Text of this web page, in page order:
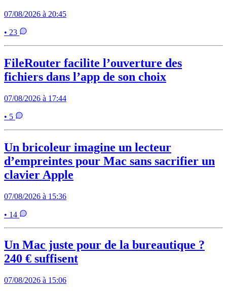
07/08/2026 à 20:45
• 23
FileRouter facilite l’ouverture des
fichiers dans l’app de son choix
07/08/2026 à 17:44
• 5
Un bricoleur imagine un lecteur
d’empreintes pour Mac sans sacrifier un
clavier Apple
07/08/2026 à 15:36
• 14
Un Mac juste pour de la bureautique ?
240 € suffisent
07/08/2026 à 15:06